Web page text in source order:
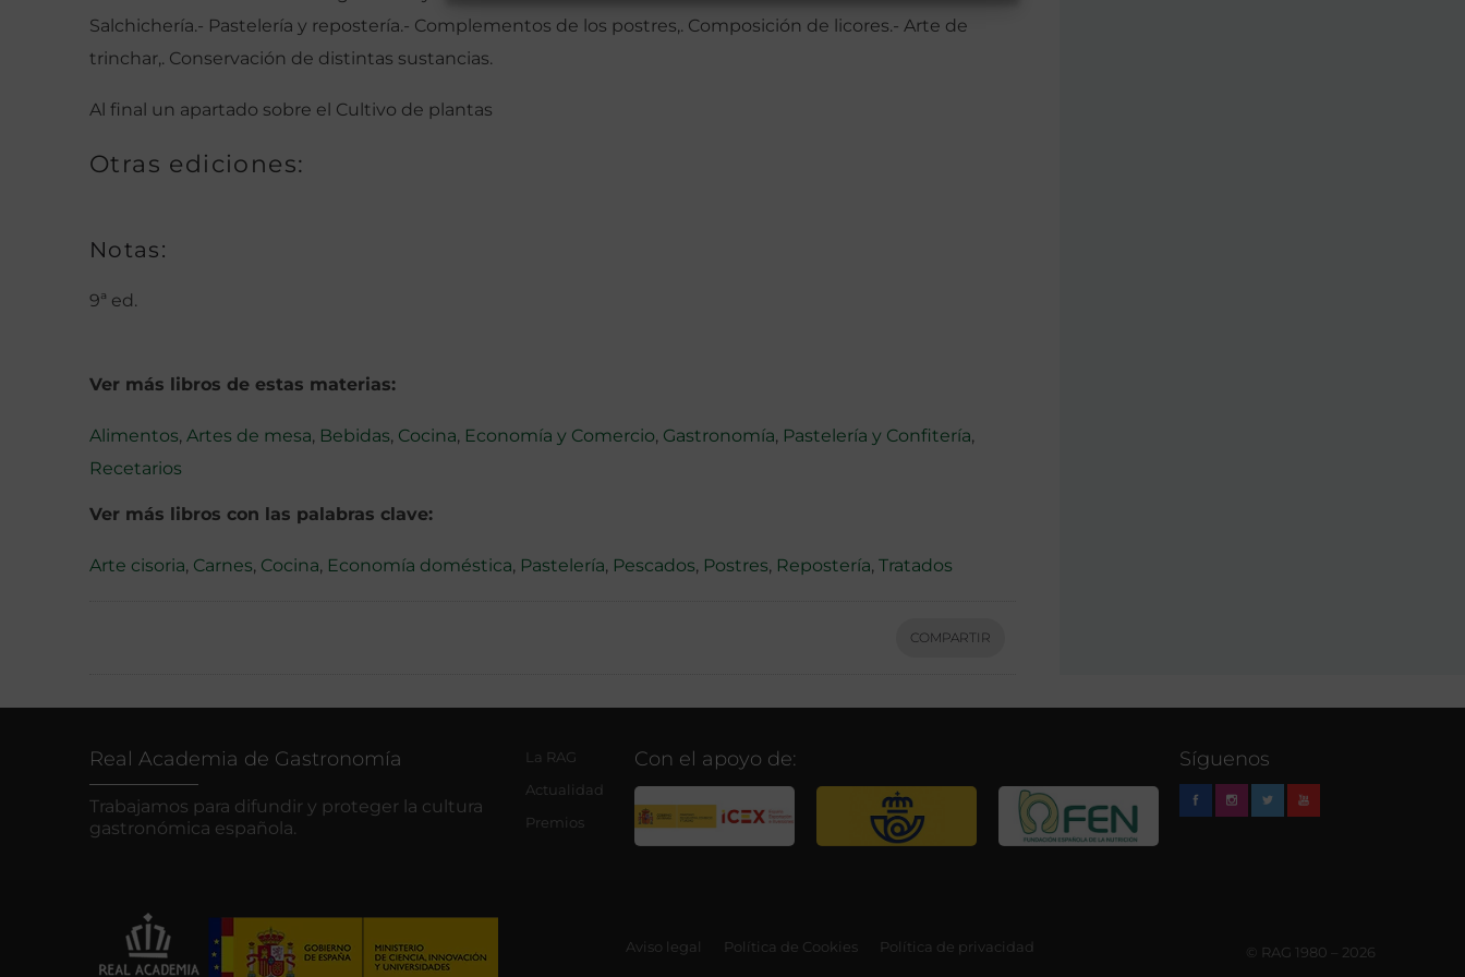
Salchichería.- Pastelería y repostería.- Complementos de los postres,. Composición de licores.- Arte de
trinchar,. Conservación de distintas sustancias.
Al final un apartado sobre el Cultivo de plantas
Otras ediciones:
Notas:
9ª ed.
Ver más libros de estas materias:
Alimentos, Artes de mesa, Bebidas, Cocina, Economía y Comercio, Gastronomía, Pastelería y Confitería,
Recetarios
Ver más libros con las palabras clave:
Arte cisoria, Carnes, Cocina, Economía doméstica, Pastelería, Pescados, Postres, Repostería, Tratados
COMPARTIR
Real Academia de Gastronomía
Trabajamos para difundir y proteger la cultura
gastronómica española.
La RAG
Actualidad
Premios
Con el apoyo de: Síguenos
Aviso legal Política de Cookies Política de privacidad © RAG 1980 – 2026